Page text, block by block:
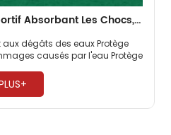
Tapis De Sol En PVC Sportif Absorbant Les Chocs, 4.5mm, Vieux Badminton, Bon Marché
dégâts des eaux Protège
causés par l'eau Protège